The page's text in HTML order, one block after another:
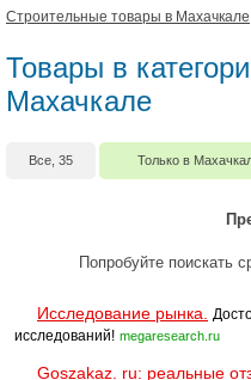
Строительные товары в Махачкале
Товары в
Махачкале
Все, 35 Только в
Попробуйте поискать
Исследование рынка.
исследований! megaresearch.ru
Goszakaz. ru: реальные